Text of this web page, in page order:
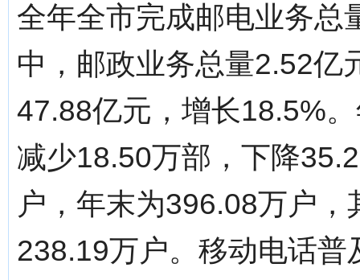
全年全市完成邮电业务总
中，邮政业务总量2.52亿
47.88亿元，增长18.5%
减少18.50万部，下降
户，年末为396.08万户
238.19万户。移动电话